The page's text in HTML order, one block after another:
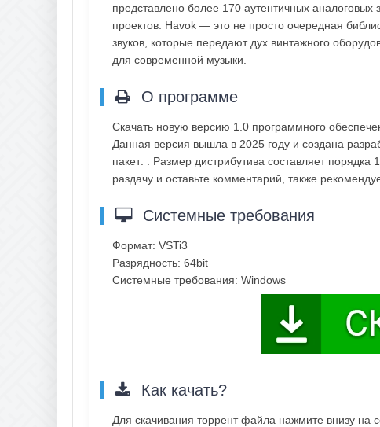
представлено более 170 аутентичных
проектов. Havok — это не просто очередная
звуков, которые передают дух винтажного
для современной музыки.
О программе
Скачать новую версию 1.0 программного
Данная версия вышла в 2025 году и создана
пакет: . Размер дистрибутива составляет
раздачу и оставьте комментарий, также
Системные требования
Формат: VSTi3
Разрядность: 64bit
Системные требования: Windows
Как качать?
Для скачивания торрент файла нажмите внизу на